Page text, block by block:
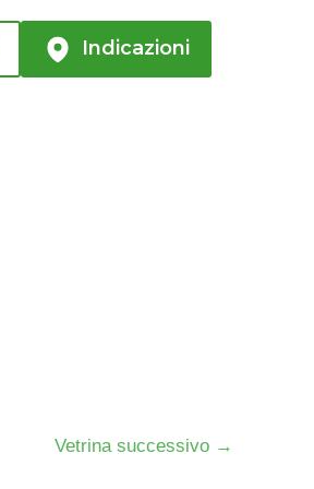
Indicazioni
Vetrina successivo →